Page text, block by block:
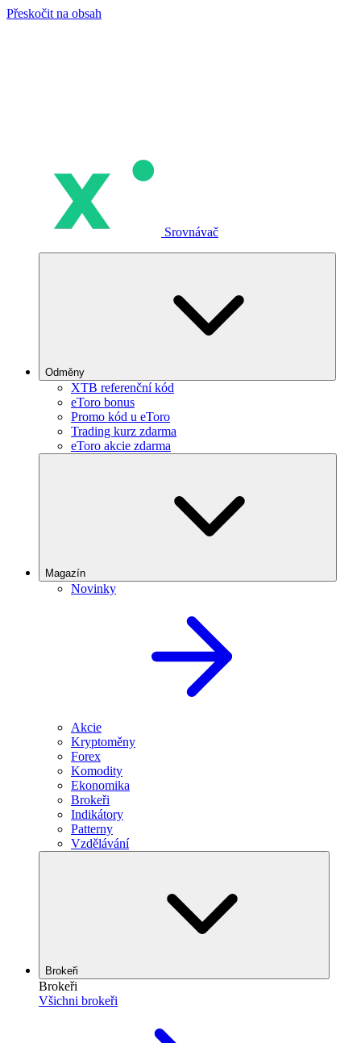
Přeskočit na obsah
Srovnávač
Odměny
XTB referenční kód
eToro bonus
Promo kód u eToro
Trading kurz zdarma
eToro akcie zdarma
Magazín
Novinky
Akcie
Kryptoměny
Forex
Komodity
Ekonomika
Brokeři
Indikátory
Patterny
Vzdělávání
Brokeři
Brokeři
Všichni brokeři